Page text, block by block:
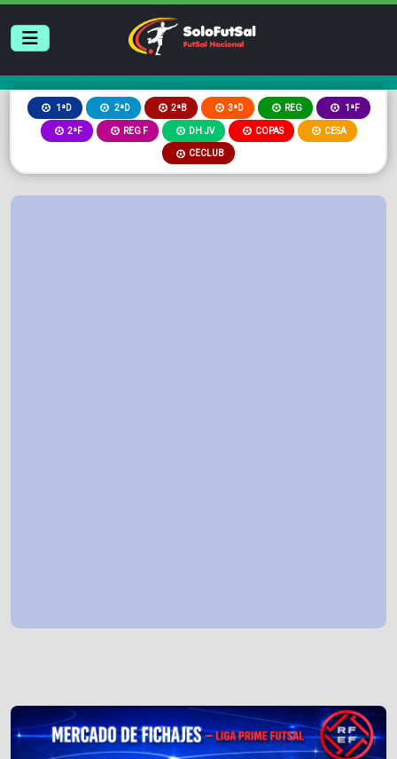
1ªD 2ªD 2ªB 3ªD REG 1ªF
2ªF REG F DH JV COPAS CESA
CECLUB